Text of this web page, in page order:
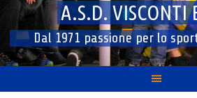
A.S.D. VISCONTI
Dal 1971 passione per lo